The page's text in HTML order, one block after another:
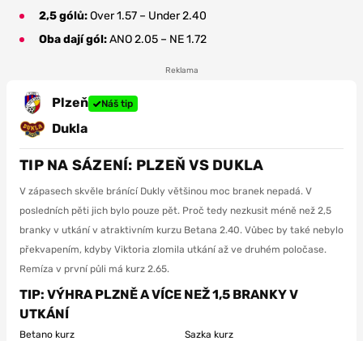
2,5 gólů:Over 1.57 – Under 2.40
Oba dají gól:ANO 2.05 – NE 1.72
Reklama
Plzeň Náš tip
Dukla
TIP NA SÁZENÍ: PLZEŇ VS DUKLA
V zápasech skvěle bránící Dukly většinou moc branek nepadá. V
posledních pěti jich bylo pouze pět. Proč tedy nezkusit méně než 2,5
branky v utkání v atraktivním kurzu Betana 2.40. Vůbec by také nebylo
překvapením, kdyby Viktoria zlomila utkání až ve druhém poločase.
Remíza v první půli má kurz 2.65.
TIP: VÝHRA PLZNĚ A VÍCE NEŽ 1,5 BRANKY V
UTKÁNÍ
Betano kurz
Sazka kurz